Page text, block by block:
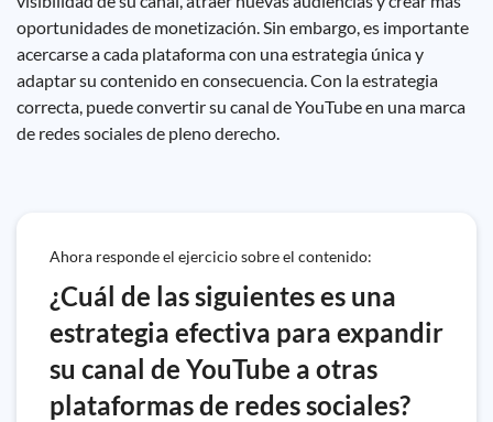
oportunidades de monetización. Sin embargo, es importante
acercarse a cada plataforma con una estrategia única y
adaptar su contenido en consecuencia. Con la estrategia
correcta, puede convertir su canal de YouTube en una marca
de redes sociales de pleno derecho.
Ahora responde el ejercicio sobre el contenido:
¿Cuál de las siguientes es una
estrategia efectiva para expandir
su canal de YouTube a otras
plataformas de redes sociales?